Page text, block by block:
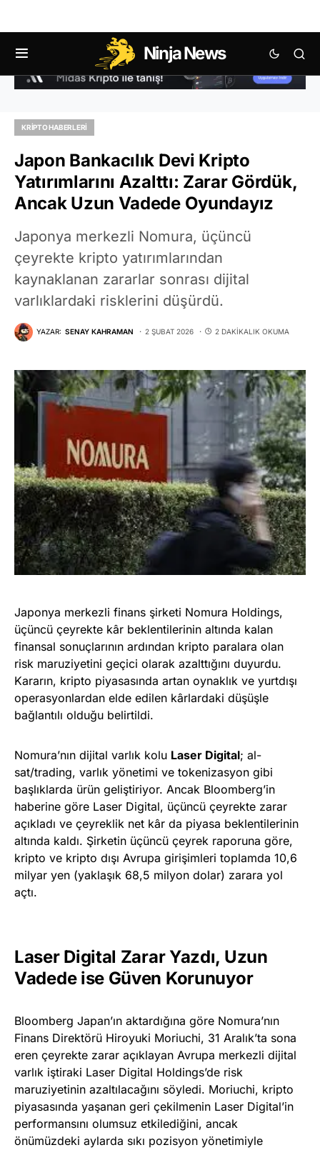
Ninja News
KRIPTO HABERLERI
Japon Bankacılık Devi Kripto
Yatırımlarını Azalttı: Zarar Gördük,
Ancak Uzun Vadede Oyundayız
Japonya merkezli Nomura, üçüncü
çeyrekte kripto yatırımlarından
kaynaklanan zararlar sonrası dijital
varlıklardaki risklerini düşürdü.
YAZAR: SENAY KAHRAMAN 2 ŞUBAT 2026 2 DAKIKALIK OKUMA
Japonya merkezli finans şirketi Nomura Holdings,
üçüncü çeyrekte kâr beklentilerinin altında kalan
finansal sonuçlarının ardından kripto paralara olan
risk maruziyetini geçici olarak azalttığını duyurdu.
Kararın, kripto piyasasında artan oynaklık ve yurtdışı
operasyonlardan elde edilen kârlardaki düşüşle
bağlantılı olduğu belirtildi.
Nomura’nın dijital varlık kolu Laser Digital; al-
sat/trading, varlık yönetimi ve tokenizasyon gibi
başlıklarda ürün geliştiriyor. Ancak Bloomberg’in
haberine göre Laser Digital, üçüncü çeyrekte zarar
açıkladı ve çeyreklik net kâr da piyasa beklentilerinin
altında kaldı. Şirketin üçüncü çeyrek raporuna göre,
kripto ve kripto dışı Avrupa girişimleri toplamda 10,6
milyar yen (yaklaşık 68,5 milyon dolar) zarara yol
açtı.
Laser Digital Zarar Yazdı, Uzun
Vadede ise Güven Korunuyor
Bloomberg Japan’ın aktardığına göre Nomura’nın
Finans Direktörü Hiroyuki Moriuchi, 31 Aralık’ta sona
eren çeyrekte zarar açıklayan Avrupa merkezli dijital
varlık iştiraki Laser Digital Holdings’de risk
maruziyetinin azaltılacağını söyledi. Moriuchi, kripto
piyasasında yaşanan geri çekilmenin Laser Digital’in
performansını olumsuz etkilediğini, ancak
önümüzdeki aylarda sıkı pozisyon yönetimiyle